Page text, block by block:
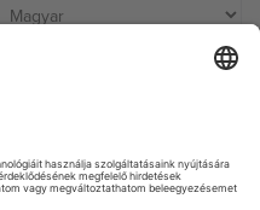
United Kingdom
167 City Road, London, Greater